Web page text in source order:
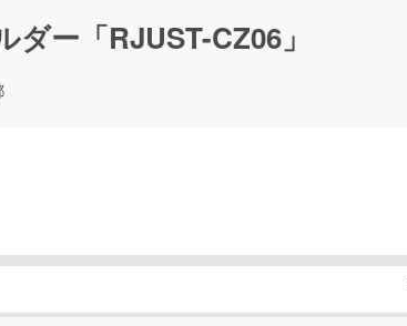
ー「RJUST-CZ06」